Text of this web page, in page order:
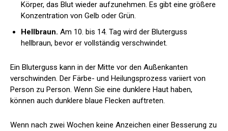
Körper, das Blut wieder aufzunehmen. Es gibt eine größere
Konzentration von Gelb oder Grün.
Hellbraun. Am 10. bis 14. Tag wird der Bluterguss
hellbraun, bevor er vollständig verschwindet.
Ein Bluterguss kann in der Mitte vor den Außenkanten
verschwinden. Der Färbe- und Heilungsprozess variiert von
Person zu Person. Wenn Sie eine dunklere Haut haben,
können auch dunklere blaue Flecken auftreten.
Wenn nach zwei Wochen keine Anzeichen einer Besserung zu